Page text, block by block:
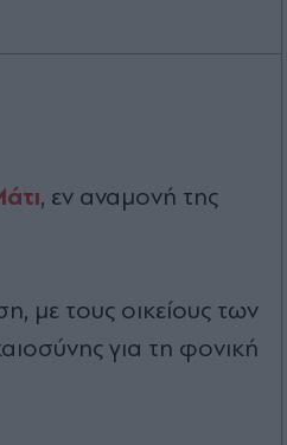
, εν αναμονή της
με τους οικείους των
για τη φονική